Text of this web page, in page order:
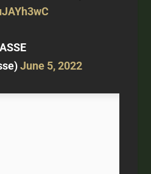
June 5, 2022